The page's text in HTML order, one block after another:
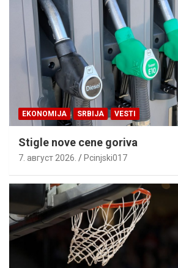
EKONOMIJA SRBIJA VESTI
Stigle nove cene goriva
7. август 2026. Pcinjski017